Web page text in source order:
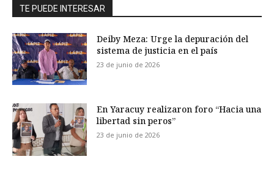
TE PUEDE INTERESAR
Deiby Meza: Urge la depuración del
sistema de justicia en el país
23 de junio de 2026
En Yaracuy realizaron foro “Hacia una
libertad sin peros”
23 de junio de 2026